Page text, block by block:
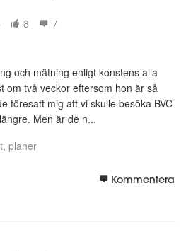
8 7
och mätning enligt konstens alla
om två veckor eftersom hon är så
föresatt mig att vi skulle besöka BVC
Men är de n...
planer
Kommentera